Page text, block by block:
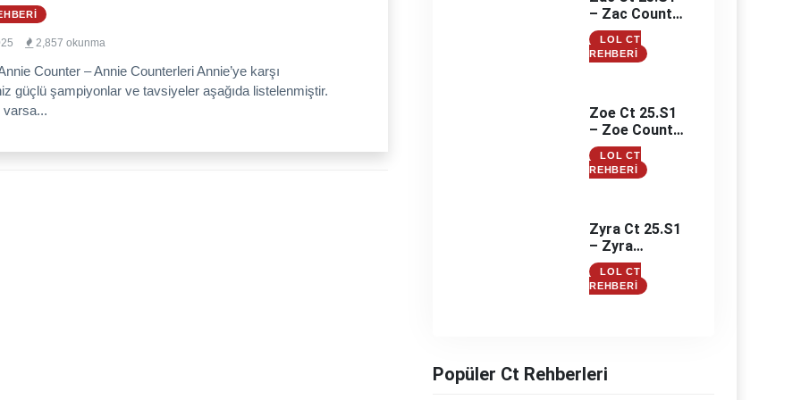
2,857 okunma
Counter – Annie Counterleri Annie’ye karşı
güçlü şampiyonlar ve tavsiyeler aşağıda listelenmiştir.
varsa...
– Zac Counter
– Zac
Counterleri
LOL CT
REHBERI
Zoe Ct 25.S1
– Zoe Counter
– Zoe
Counterleri
LOL CT
REHBERI
Zyra Ct 25.S1
– Zyra
Counter –
Zyra
Counterleri
LOL CT
REHBERI
Popüler Ct Rehberleri